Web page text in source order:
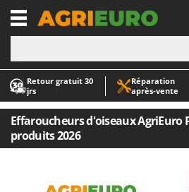
Retour gratuit 30
jrs
Réparation
après‑vente
-1
A
Abris de jardin
Accessoires pour tracteurs
Aérateurs Scarificateurs pour
Aspirateurs - Balais
A
AgriEuro Premium
AgriEuro TOP-LINE
Effaroucheurs d'oiseaux AgriEuro
produits 2026